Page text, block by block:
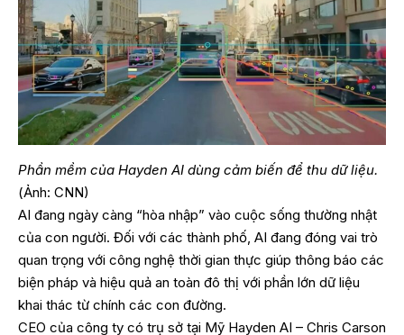
Phần mềm của Hayden AI dùng cảm biến để thu dữ liệu.
(Ảnh: CNN)
AI đang ngày càng “hòa nhập” vào cuộc sống thường nhật
của con người. Đối với các thành phố, AI đang đóng vai trò
quan trọng với công nghệ thời gian thực giúp thông báo các
biện pháp và hiệu quả an toàn đô thị với phần lớn dữ liệu
khai thác từ chính các con đường.
CEO của công ty có trụ sở tại Mỹ Hayden AI – Chris Carson